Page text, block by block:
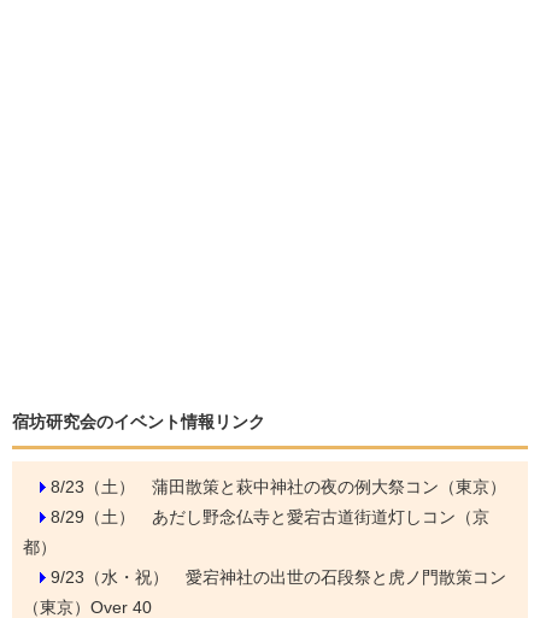
宿坊研究会のイベント情報リンク
8/23（土） 蒲田散策と萩中神社の夜の例大祭コン（東京）
8/29（土） あだし野念仏寺と愛宕古道街道灯しコン（京
都）
9/23（水・祝） 愛宕神社の出世の石段祭と虎ノ門散策コン
（東京）Over 40